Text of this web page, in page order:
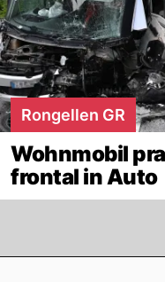
Rongellen GR
Wohnmobil
frontal in Auto